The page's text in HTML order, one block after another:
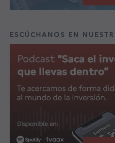
ESCÚCHANOS EN